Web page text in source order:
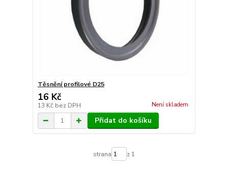
Těsnění profilové D25
16 Kč
13 Kč bez DPH Není skladem
Přidat do košíku
strana z 1